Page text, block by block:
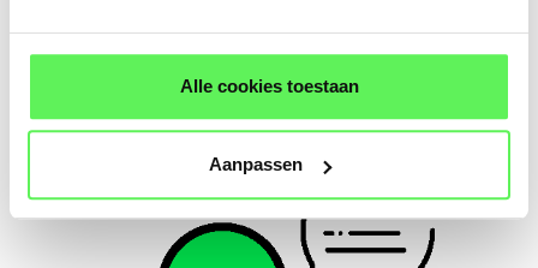
Alle cookies toestaan
Aanpassen